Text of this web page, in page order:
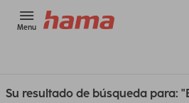
Menu
Su resultado de búsqueda para: